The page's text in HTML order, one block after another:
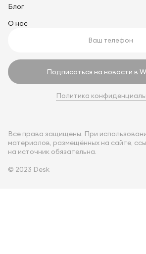
Блог
О нас
Подписаться на новости в
Политика
Все права защищены. При
материалов, размещённых на сайте,
на источник обязательна.
© 2023 Desk